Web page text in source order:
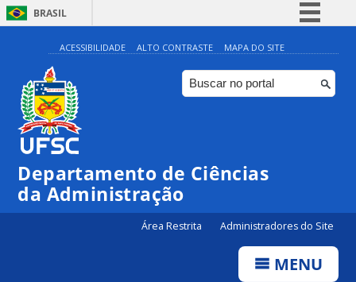
BRASIL
Simplifique!
Comunica BR
Participe
Canais
ACESSIBILIDADE ALTO CONTRASTE MAPA DO SITE
Departamento de Ciências
da Administração
Área Restrita Administradores do Site
MENU